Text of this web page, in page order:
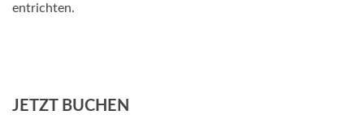
entrichten.
JETZT BUCHEN